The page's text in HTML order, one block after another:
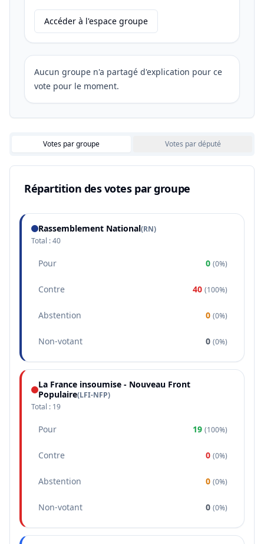
Accéder à l'espace groupe
Aucun groupe n'a partagé d'explication pour ce
vote pour le moment.
Votes par groupe Votes par député
Répartition des votes par groupe
Rassemblement National(RN)
Total :40
Pour 0 (0%)
Contre 40 (100%)
Abstention 0 (0%)
Non-votant 0 (0%)
La France insoumise - Nouveau Front
Populaire(LFI-NFP)
Total : 19
Pour 19 (100%)
Contre 0 (0%)
Abstention 0 (0%)
Non-votant 0 (0%)